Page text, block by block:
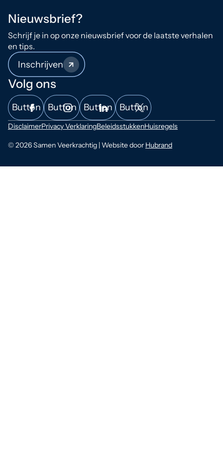
Nieuwsbrief?
Schrijf je in op onze nieuwsbrief voor de laatste verhalen
en tips.
Inschrijven
Volg ons
Button Button Button Button
© 2026 Samen Veerkrachtig | Website door Hubrand
DisclaimerPrivacy VerklaringBeleidsstukkenHuisregels